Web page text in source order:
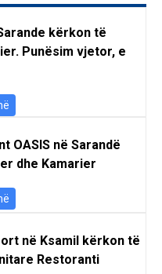
kërkon të
Punësim vjetor, e
OASIS në Sarandë
dhe Kamarier
në Ksamil kërkon të
Restoranti